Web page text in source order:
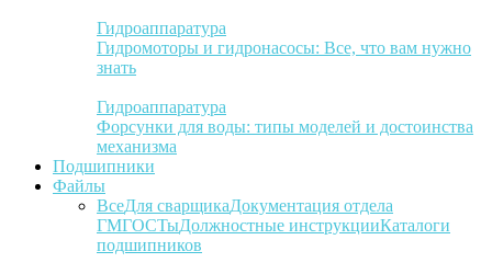
Гидроаппаратура
Гидромоторы и гидронасосы: Все, что вам нужно
знать
Гидроаппаратура
Форсунки для воды: типы моделей и достоинства
механизма
Подшипники
Файлы
ВсеДля сварщикаДокументация отдела
ГМГОСТыДолжностные инструкцииКаталоги
подшипников